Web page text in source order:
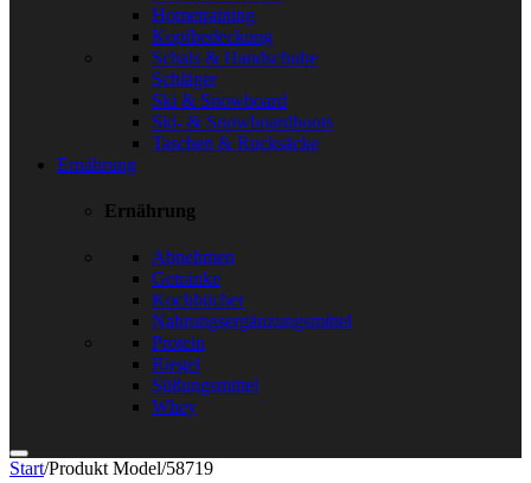
Hometraining
Kopfbedeckung
Schals & Handschuhe
Schläger
Ski & Snowboard
Ski- & Snowboardboots
Taschen & Rucksäcke
Ernährung
Ernährung
Abnehmen
Getränke
Kochbücher
Nahrungsergänzungsmittel
Protein
Riegel
Süßungsmittel
Whey
Start/Produkt Model/58719